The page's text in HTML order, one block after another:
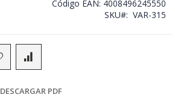
Código EAN: 4008496245550
SKU
VAR-315
DESCARGAR PDF